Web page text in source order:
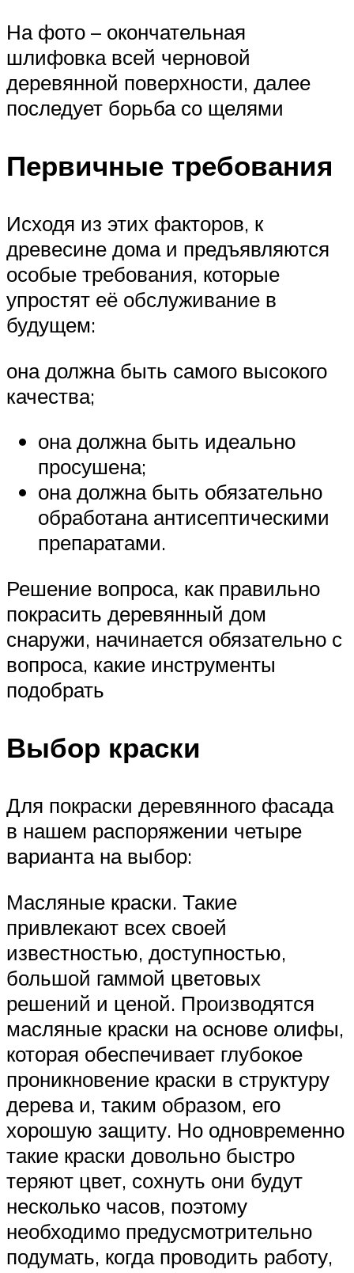
На фото – окончательная
шлифовка всей черновой
деревянной поверхности, далее
последует борьба со щелями
Первичные требования
Исходя из этих факторов, к
древесине дома и предъявляются
особые требования, которые
упростят её обслуживание в
будущем:
она должна быть самого высокого
качества;
она должна быть идеально
просушена;
она должна быть обязательно
обработана антисептическими
препаратами.
Решение вопроса, как правильно
покрасить деревянный дом
снаружи, начинается обязательно с
вопроса, какие инструменты
подобрать
Выбор краски
Для покраски деревянного фасада
в нашем распоряжении четыре
варианта на выбор:
Масляные краски. Такие
привлекают всех своей
известностью, доступностью,
большой гаммой цветовых
решений и ценой. Производятся
масляные краски на основе олифы,
которая обеспечивает глубокое
проникновение краски в структуру
дерева и, таким образом, его
хорошую защиту. Но одновременно
такие краски довольно быстро
теряют цвет, сохнуть они будут
несколько часов, поэтому
необходимо предусмотрительно
подумать, когда проводить работу,